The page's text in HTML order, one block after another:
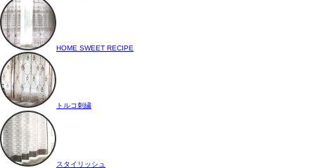
HOME SWEET RECIPE
トルコ刺繍
スタイリッシュ